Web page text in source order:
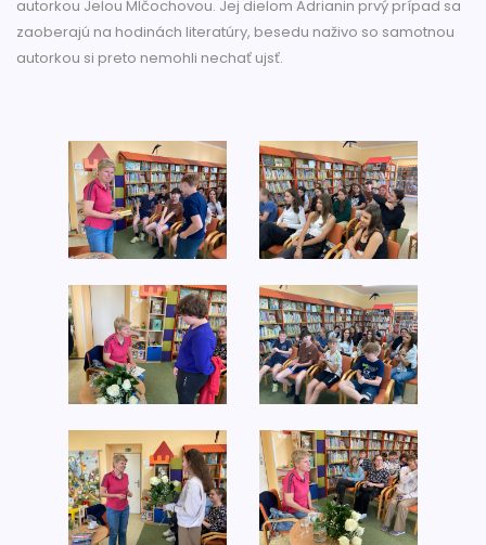
autorkou Jelou Mlčochovou. Jej dielom Adrianin prvý prípad sa
zaoberajú na hodinách literatúry, besedu naživo so samotnou
autorkou si preto nemohli nechať ujsť.